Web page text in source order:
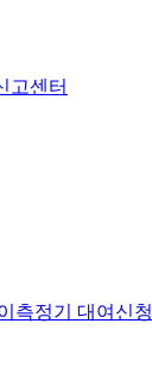
고센터
측정기 대여신청